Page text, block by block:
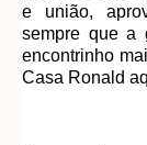
e união,
sempre que a
encontrinho
Casa Ronald